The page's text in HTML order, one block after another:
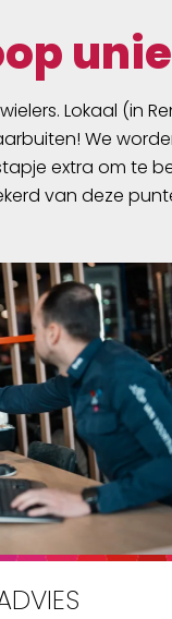
Lokaal (in
We
extra om te
van deze